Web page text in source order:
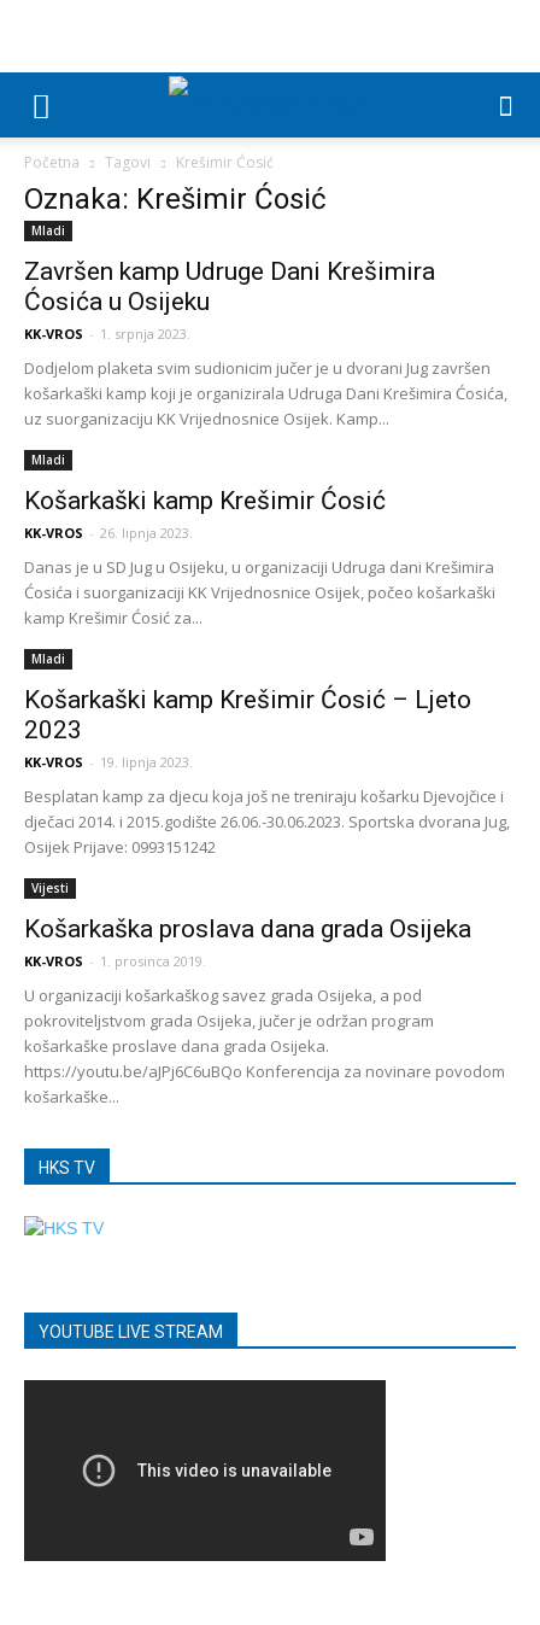
Početna Tagovi Krešimir Ćosić
Oznaka: Krešimir Ćosić
Mladi
Završen kamp Udruge Dani Krešimira
Ćosića u Osijeku
KK-VROS - 1. srpnja 2023.
Dodjelom plaketa svim sudionicim jučer je u dvorani Jug završen
košarkaški kamp koji je organizirala Udruga Dani Krešimira Ćosića,
uz suorganizaciju KK Vrijednosnice Osijek. Kamp...
Mladi
Košarkaški kamp Krešimir Ćosić
KK-VROS - 26. lipnja 2023.
Danas je u SD Jug u Osijeku, u organizaciji Udruga dani Krešimira
Ćosića i suorganizaciji KK Vrijednosnice Osijek, počeo košarkaški
kamp Krešimir Ćosić za...
Mladi
Košarkaški kamp Krešimir Ćosić – Ljeto
2023
KK-VROS - 19. lipnja 2023.
Besplatan kamp za djecu koja još ne treniraju košarku Djevojčice i
dječaci 2014. i 2015.godište 26.06.-30.06.2023. Sportska dvorana Jug,
Osijek Prijave: 0993151242
Vijesti
Košarkaška proslava dana grada Osijeka
KK-VROS - 1. prosinca 2019.
U organizaciji košarkaškog savez grada Osijeka, a pod
pokroviteljstvom grada Osijeka, jučer je održan program
košarkaške proslave dana grada Osijeka.
https://youtu.be/aJPj6C6uBQo Konferencija za novinare povodom
košarkaške...
HKS TV
YOUTUBE LIVE STREAM